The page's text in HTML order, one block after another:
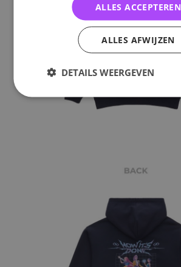
ALLES ACCEPTEREN
ALLES AFWIJZEN
DETAILS WEERGEVEN